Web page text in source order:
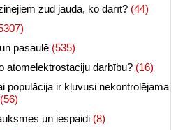
zūd jauda, ko darīt? (44)
pasaulē (535)
atomelektrostaciju darbību? (16)
populācija ir kļuvusi nekontrolējama
(56)
un iespaidi (8)